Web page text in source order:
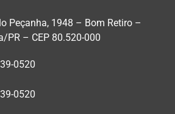
Peçanha, 1948 – Bom Retiro –
PR – CEP 80.520-000
0520
0520